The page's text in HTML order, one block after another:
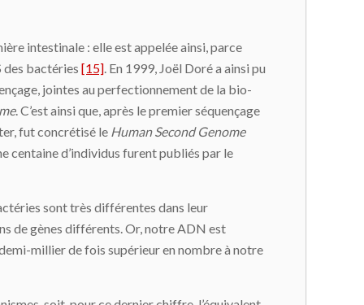
intestinale : elle est appelée ainsi, parce
des bactéries [15] . En 1999, Joël Doré a ainsi pu
jointes au perfectionnement de la bio-
. C’est ainsi que, après le premier séquençage
fut concrétisé le Human Second Genome
centaine d’individus furent publiés par le
sont très différentes dans leur
de gènes différents. Or, notre ADN est
millier de fois supérieur en nombre à notre